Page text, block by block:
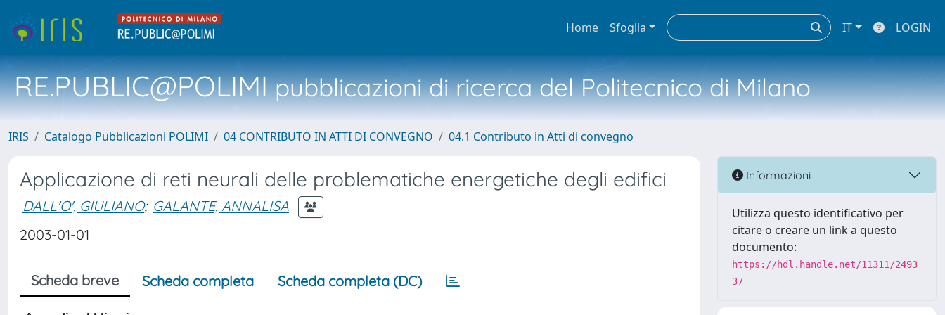
Home Sfoglia IT LOGIN
RE.PUBLIC@POLIMIpubblicazioni di ricerca del Politecnico di Milano
IRIS Catalogo Pubblicazioni POLIMI 04 CONTRIBUTO IN ATTI DI CONVEGNO 04.1 Contributo in Atti di convegno
Applicazione di reti neurali delle problematiche energetiche degli edifici
DALL'O', GIULIANO; GALANTE, ANNALISA
2003-01-01
Scheda breve Scheda completa Scheda completa (DC)
Informazioni
Utilizza questo identificativo per
citare o creare un link a questo
documento:
https://hdl.handle.net/11311/2493
37